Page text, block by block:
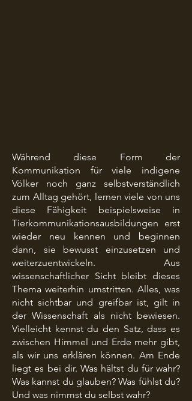
Während diese Form der
Kommunikation für viele indigene
Völker noch ganz selbstverständlich
zum Alltag gehört, lernen viele von uns
diese Fähigkeit beispielsweise in
Tierkommunikationsausbildungen erst
wieder neu kennen und beginnen
dann, sie bewusst einzusetzen und
weiterzuentwickeln. Aus
wissenschaftlicher Sicht bleibt dieses
Thema weiterhin umstritten. Alles, was
nicht sichtbar und greifbar ist, gilt in
der Wissenschaft als nicht bewiesen.
Vielleicht kennst du den Satz, dass es
zwischen Himmel und Erde mehr gibt,
als wir uns erklären können. Am Ende
liegt es bei dir. Was hältst du für wahr?
Was kannst du glauben? Was fühlst du?
Und was nimmst du selbst wahr?